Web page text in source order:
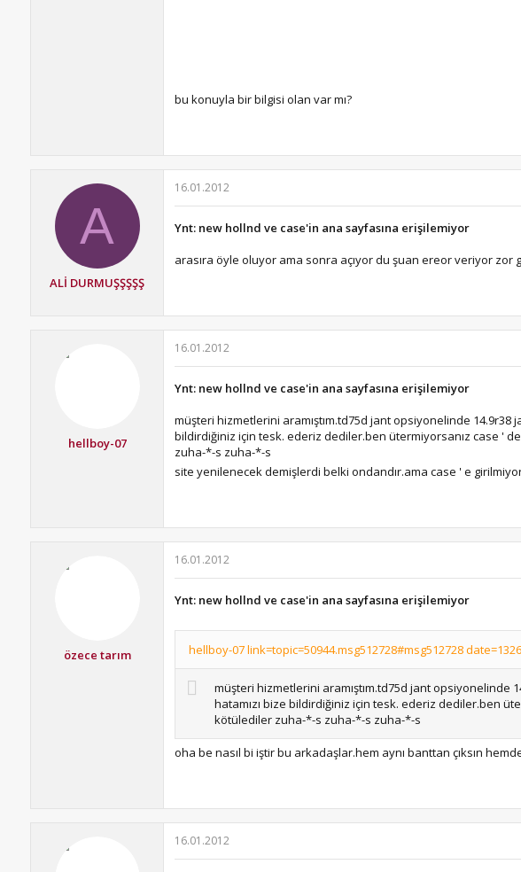
bu konuyla bir bilgisi olan var mı?
A
ALİ DURMUŞŞŞŞŞ
16.01.2012
Ynt: new hollnd ve case'in ana sayfasına erişilemiyor
arasıra öyle oluyor ama sonra açıyor du şuan ereor veriyor zor
hellboy-07
16.01.2012
Ynt: new hollnd ve case'in ana sayfasına erişilemiyor
müşteri hizmetlerini aramıştım.td75d jant opsiyonelinde
bildirdiğiniz için tesk. ederiz dediler.ben ütermiyorsanız case '
zuha-*-s zuha-*-s
site yenilenecek demişlerdi belki ondandır.ama case ' e
özece tarım
16.01.2012
Ynt: new hollnd ve case'in ana sayfasına erişilemiyor
hellboy-07 link=topic=50944.msg512728#msg512728
müşteri hizmetlerini aramıştım.td75d jant
hatamızı bize bildirdiğiniz için tesk. ederiz dediler.ben
kötülediler zuha-*-s zuha-*-s zuha-*-s
oha be nasıl bi iştir bu arkadaşlar.hem aynı banttan çıksın
16.01.2012